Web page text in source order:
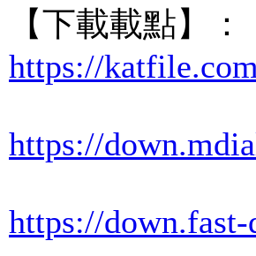
【下載載點】：
https://
https://
https://